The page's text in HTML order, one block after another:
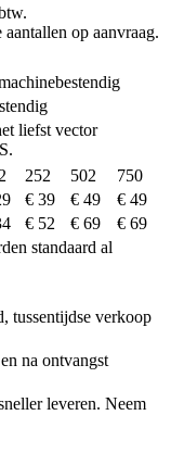
op aanvraag.
liefst vector
252 502
750
€ 39 € 49
€ 49
€ 52 € 69
€ 69
standaard al
tussentijdse verkoop
na ontvangst
leveren. Neem